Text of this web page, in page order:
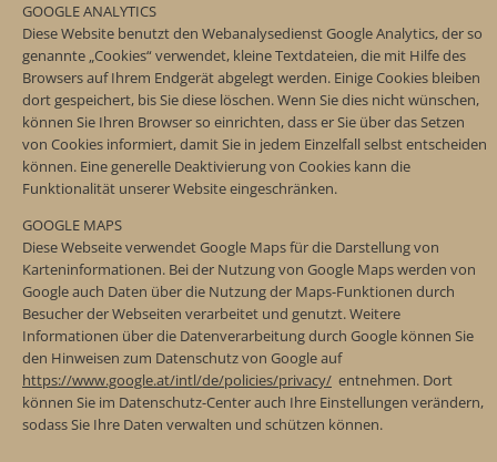
GOOGLE ANALYTICS
Diese Website benutzt den Webanalysedienst Google Analytics, der so
genannte „Cookies“ verwendet, kleine Textdateien, die mit Hilfe des
Browsers auf Ihrem Endgerät abgelegt werden. Einige Cookies bleiben
dort gespeichert, bis Sie diese löschen. Wenn Sie dies nicht wünschen,
können Sie Ihren Browser so einrichten, dass er Sie über das Setzen
von Cookies informiert, damit Sie in jedem Einzelfall selbst entscheiden
können. Eine generelle Deaktivierung von Cookies kann die
Funktionalität unserer Website eingeschränken.
GOOGLE MAPS
Diese Webseite verwendet Google Maps für die Darstellung von
Karteninformationen. Bei der Nutzung von Google Maps werden von
Google auch Daten über die Nutzung der Maps-Funktionen durch
Besucher der Webseiten verarbeitet und genutzt. Weitere
Informationen über die Datenverarbeitung durch Google können Sie
den Hinweisen zum Datenschutz von Google auf
https://www.google.at/intl/de/policies/privacy/ entnehmen. Dort
können Sie im Datenschutz-Center auch Ihre Einstellungen verändern,
sodass Sie Ihre Daten verwalten und schützen können.